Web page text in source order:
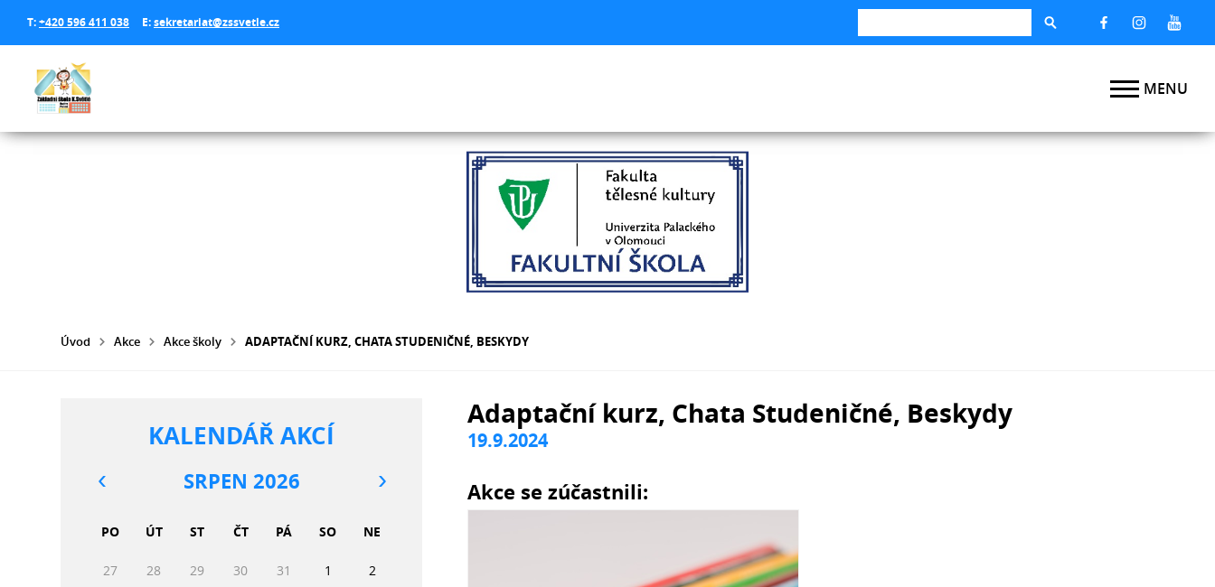
T:+420 596 411 038 E:sekretariat@zssvetle.cz
Úvod Akce Akce školy ADAPTAČNÍ KURZ, CHATA STUDENIČNÉ, BESKYDY
Adaptační kurz, Chata Studeničné, Beskydy
19.9.2024
Akce se zúčastnili:
KALENDÁŘ AKCÍ
SRPEN 2026
PO ÚT ST ČT PÁ SO NE
27 28 29 30 31 1 2